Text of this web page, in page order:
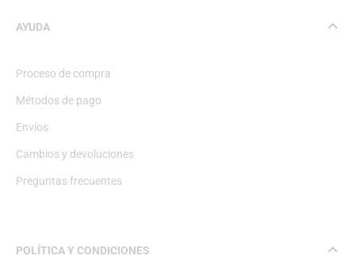
AYUDA
Proceso de compra
Métodos de pago
Envíos
Cambios y devoluciones
Preguntas frecuentes
POLÍTICA Y CONDICIONES